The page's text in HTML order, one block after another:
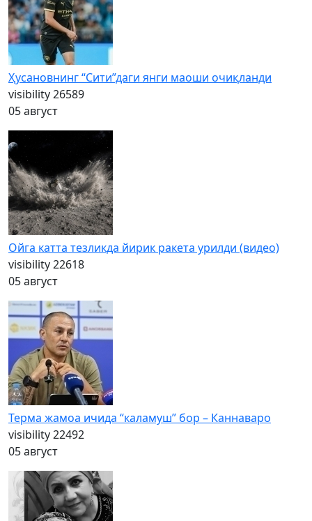
Ҳусановнинг “Сити”даги янги маоши очиқланди
visibility26589
05 август
Ойга катта тезликда йирик ракета урилди (видео)
visibility22618
05 август
Терма жамоа ичида “каламуш” бор – Каннаваро
visibility22492
05 август